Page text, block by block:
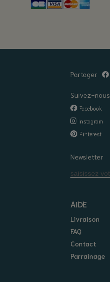
Partager
Suivez-nous
Facebook
Instagram
Pinterest
Newsletter
AIDE
Livraison
FAQ
Contact
Parrainage